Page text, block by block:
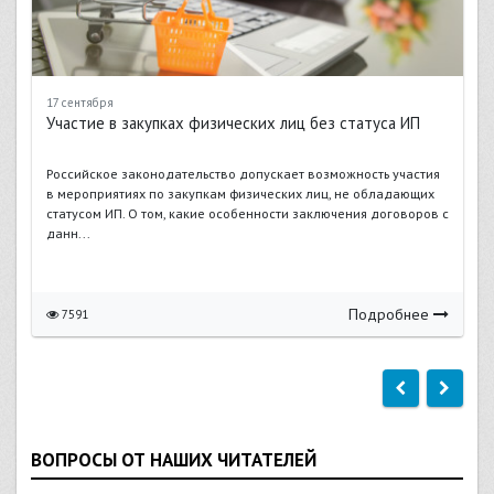
17 сентября
Участие в закупках физических лиц без статуса ИП
Российское законодательство допускает возможность участия
в мероприятиях по закупкам физических лиц, не обладающих
статусом ИП. О том, какие особенности заключения договоров с
данн...
7591 Подробнее
ВОПРОСЫ ОТ НАШИХ ЧИТАТЕЛЕЙ